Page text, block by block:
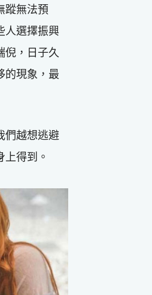
蹤無法預
人選擇振興
倪，日子久
的現象，最
們越想逃避
得到。